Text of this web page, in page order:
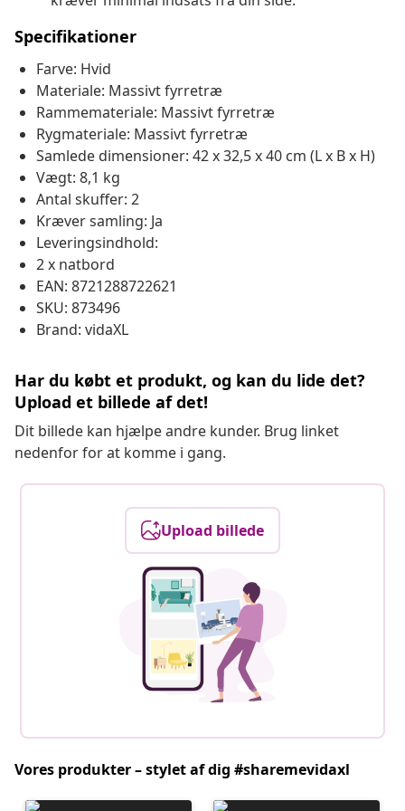
Specifikationer
Farve: Hvid
Materiale: Massivt fyrretræ
Rammemateriale: Massivt fyrretræ
Rygmateriale: Massivt fyrretræ
Samlede dimensioner: 42 x 32,5 x 40 cm (L x B x H)
Vægt: 8,1 kg
Antal skuffer: 2
Kræver samling: Ja
Leveringsindhold:
2 x natbord
EAN: 8721288722621
SKU: 873496
Brand: vidaXL
Har du købt et produkt, og kan du lide det?
Upload et billede af det!
Dit billede kan hjælpe andre kunder. Brug linket
nedenfor for at komme i gang.
Upload billede
Vores produkter – stylet af dig #sharemevidaxl